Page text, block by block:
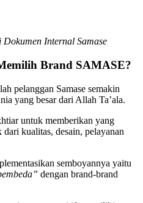
Internal Samase
Brand SAMASE?
pelanggan Samase semakin
yang besar dari Allah Ta’ala.
untuk memberikan yang
kualitas, desain, pelayanan
semboyannya yaitu
dengan brand-brand